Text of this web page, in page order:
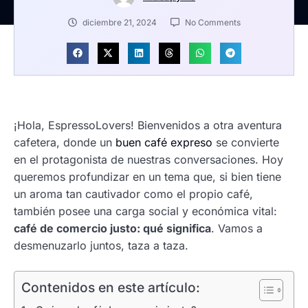
diciembre 21, 2024 No Comments
¡Hola, EspressoLovers! Bienvenidos a otra aventura
cafetera, donde un buen café expreso se convierte
en el protagonista de nuestras conversaciones. Hoy
queremos profundizar en un tema que, si bien tiene
un aroma tan cautivador como el propio café,
también posee una carga social y económica vital:
café de comercio justo: qué significa. Vamos a
desmenuzarlo juntos, taza a taza.
Contenidos en este artículo: